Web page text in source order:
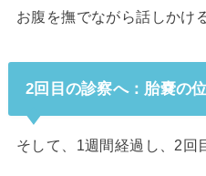
お腹を撫でながら話しかけ
2回目の診察へ：胎嚢の
そして、1週間経過し、2回